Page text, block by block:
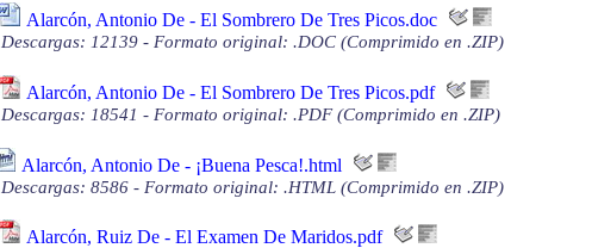
Alarcón, Antonio De - El Sombrero De Tres Picos.doc
Descargas: 12139 - Formato original: .DOC (Comprimido en .ZIP)
Alarcón, Antonio De - El Sombrero De Tres Picos.pdf
Descargas: 18541 - Formato original: .PDF (Comprimido en .ZIP)
Alarcón, Antonio De - ¡Buena Pesca!.html
Descargas: 8586 - Formato original: .HTML (Comprimido en .ZIP)
Alarcón, Ruiz De - El Examen De Maridos.pdf